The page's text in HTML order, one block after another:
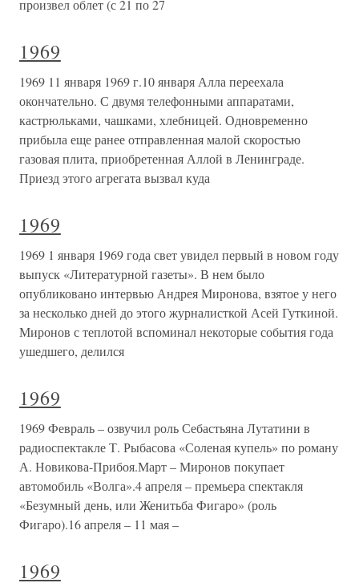
произвел облет (с 21 по 27
1969
1969 11 января 1969 г.10 января Алла переехала
окончательно. С двумя телефонными аппаратами,
кастрюльками, чашками, хлебницей. Одновременно
прибыла еще ранее отправленная малой скоростью
газовая плита, приобретенная Аллой в Ленинграде.
Приезд этого агрегата вызвал куда
1969
1969 1 января 1969 года свет увидел первый в новом году
выпуск «Литературной газеты». В нем было
опубликовано интервью Андрея Миронова, взятое у него
за несколько дней до этого журналисткой Асей Гуткиной.
Миронов с теплотой вспоминал некоторые события года
ушедшего, делился
1969
1969 Февраль – озвучил роль Себастьяна Лутатини в
радиоспектакле Т. Рыбасова «Соленая купель» по роману
А. Новикова-Прибоя.Март – Миронов покупает
автомобиль «Волга».4 апреля – премьера спектакля
«Безумный день, или Женитьба Фигаро» (роль
Фигаро).16 апреля – 11 мая –
1969